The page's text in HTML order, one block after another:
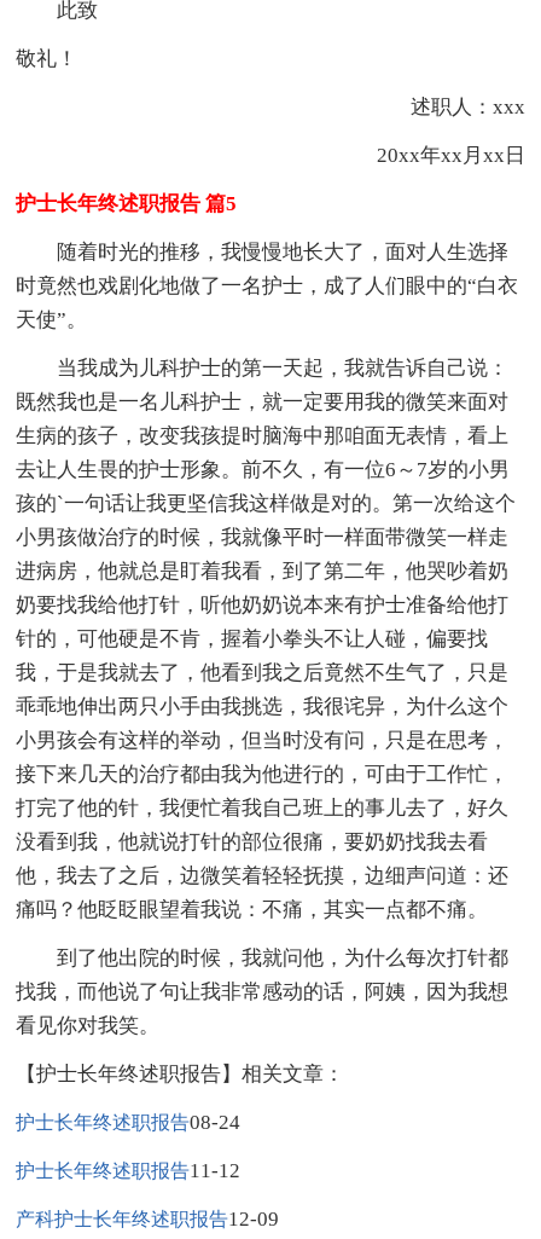
此致
敬礼！
述职人：xxx
20xx年xx月xx日
护士长年终述职报告 篇5
随着时光的推移，我慢慢地长大了，面对人生选择
时竟然也戏剧化地做了一名护士，成了人们眼中的“白衣
天使”。
当我成为儿科护士的第一天起，我就告诉自己说：
既然我也是一名儿科护士，就一定要用我的微笑来面对
生病的孩子，改变我孩提时脑海中那咱面无表情，看上
去让人生畏的护士形象。前不久，有一位6～7岁的小男
孩的`一句话让我更坚信我这样做是对的。第一次给这个
小男孩做治疗的时候，我就像平时一样面带微笑一样走
进病房，他就总是盯着我看，到了第二年，他哭吵着奶
奶要找我给他打针，听他奶奶说本来有护士准备给他打
针的，可他硬是不肯，握着小拳头不让人碰，偏要找
我，于是我就去了，他看到我之后竟然不生气了，只是
乖乖地伸出两只小手由我挑选，我很诧异，为什么这个
小男孩会有这样的举动，但当时没有问，只是在思考，
接下来几天的治疗都由我为他进行的，可由于工作忙，
打完了他的针，我便忙着我自己班上的事儿去了，好久
没看到我，他就说打针的部位很痛，要奶奶找我去看
他，我去了之后，边微笑着轻轻抚摸，边细声问道：还
痛吗？他眨眨眼望着我说：不痛，其实一点都不痛。
到了他出院的时候，我就问他，为什么每次打针都
找我，而他说了句让我非常感动的话，阿姨，因为我想
看见你对我笑。
【护士长年终述职报告】相关文章：
护士长年终述职报告08-24
护士长年终述职报告11-12
产科护士长年终述职报告12-09